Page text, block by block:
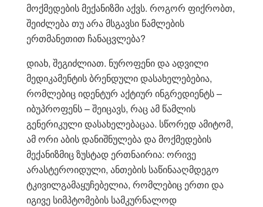
მოქმედების მექანიზმი აქვს. როგორ ფიქრობთ,
შეიძლება თუ არა მსგავსი წამლების
ერთმანეთით ჩანაცვლება?
დიახ, შეგიძლიათ. ნუროფენი და ადვილი
მედიკამენტის ბრენდული დასახელებებია,
რომლებიც იდენტურ აქტიურ ინგრედიენტს –
იბუპროფენს – შეიცავს, რაც ამ წამლის
გენერიკული დასახელებაცაა. სწორედ ამიტომ,
ამ ორი აბის დანიშნულება და მოქმედების
მექანიზმიც ზუსტად ერთნაირია: ორივე
არასტეროიდული, ანთების საწინააღმდეგო
ტკივილგამაყუჩებელია, რომლებიც ერთი და
იგივე სიმპტომების სამკურნალოდ